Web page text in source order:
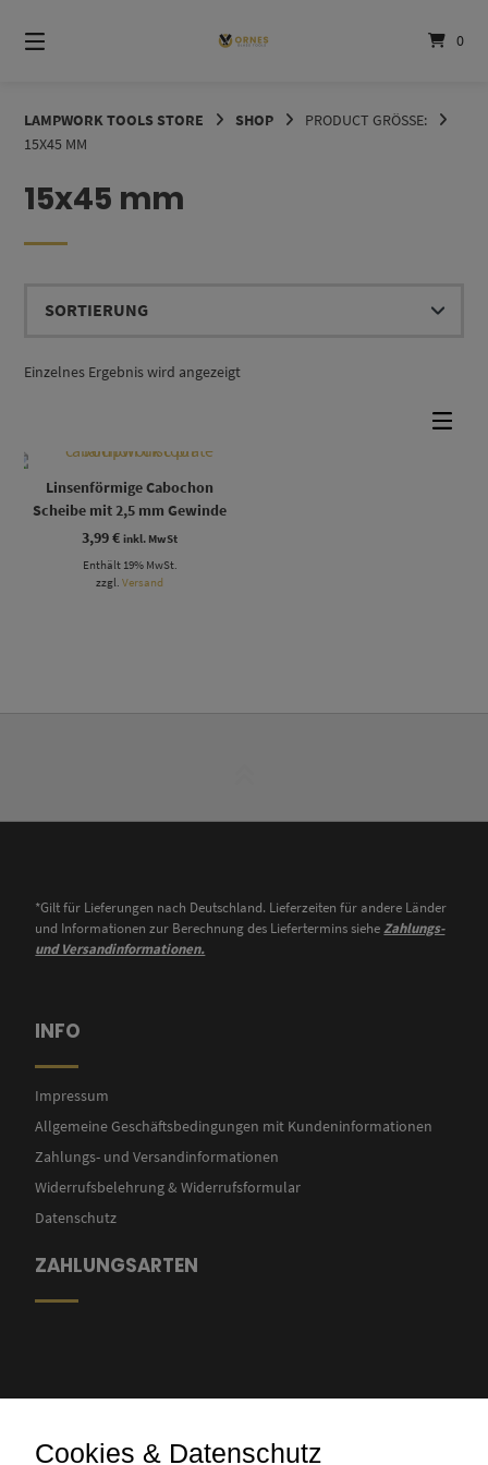
zum
Inhalt
0
LAMPWORK TOOLS STORE SHOP
PRODUCT GRÖSSE:
15X45 MM
15x45 mm
Einzelnes Ergebnis wird angezeigt
Dieses Produkt weist mehrere Varianten auf. Die Optionen können auf der Produktseite gewählt werden
Linsenförmige Cabochon
Scheibe mit 2,5 mm Gewinde
3,99€ inkl. MwSt
Enthält 19% MwSt.
zzgl.Versand
*Gilt für Lieferungen nach Deutschland. Lieferzeiten für andere Länder
und Informationen zur Berechnung des Liefertermins sieheZahlungs-
und Versandinformationen.
INFO
Impressum
Allgemeine Geschäftsbedingungen mit Kundeninformationen
Zahlungs- und Versandinformationen
Widerrufsbelehrung & Widerrufsformular
Datenschutz
ZAHLUNGSARTEN
Cookies & Datenschutz